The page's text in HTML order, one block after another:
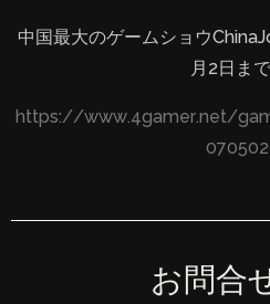
中国最大のゲームショウ
月2日ま
https://www.4gamer.net/
お問合